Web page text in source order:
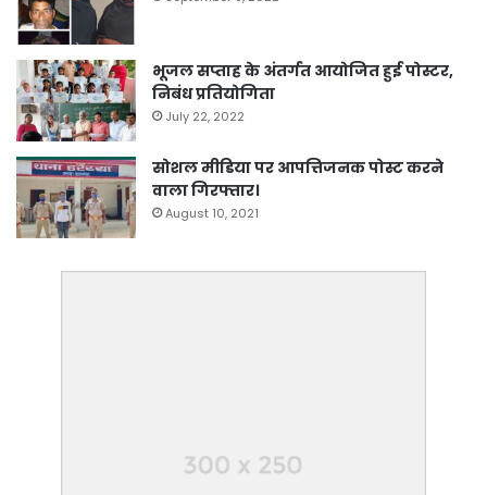
भूजल सप्ताह के अंतर्गत आयोजित हुई पोस्टर,
निबंध प्रतियोगिता
July 22, 2022
सोशल मीडिया पर आपत्तिजनक पोस्ट करने
वाला गिरफ्तार।
August 10, 2021